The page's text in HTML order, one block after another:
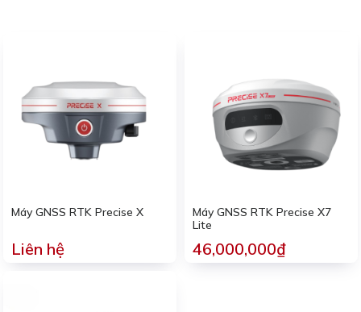
Máy GNSS RTK Precise X
Liên hệ
Máy GNSS RTK Precise X7
Lite
46,000,000₫